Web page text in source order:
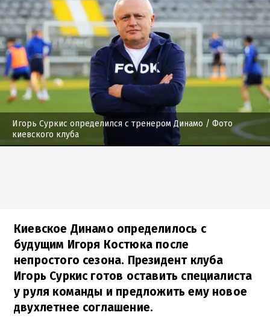
Игорь Суркис определился с тренером Динамо / Фото
киевского клуба
Киевское Динамо определилось с
будущим Игоря Костюка после
непростого сезона. Президент клуба
Игорь Суркис готов оставить специалиста
у руля команды и предложить ему новое
двухлетнее соглашение.